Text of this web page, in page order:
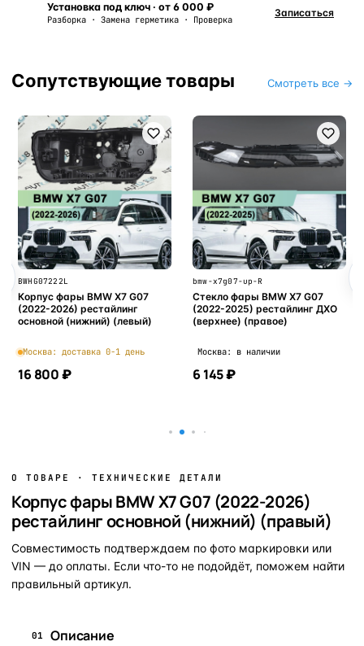
Установка под ключ · от 6 000 ₽
Разборка · Замена герметика · Проверка
Записаться
Сопутствующие товары Смотреть все →
BWHG07222L
Корпус фары BMW X7 G07
(2022-2026) рестайлинг
основной (нижний) (левый)
Москва: доставка 0-1 день
16 800 ₽
bmw-x7g07-up-R
Стекло фары BMW X7 G07
(2022-2025) рестайлинг ДХО
(верхнее) (правое)
Москва: в наличии
6 145 ₽
О ТОВАРЕ · ТЕХНИЧЕСКИЕ ДЕТАЛИ
Корпус фары BMW X7 G07 (2022-2026)
рестайлинг основной (нижний) (правый)
Совместимость подтверждаем по фото маркировки или
VIN — до оплаты. Если что-то не подойдёт, поможем найти
правильный артикул.
01 Описание